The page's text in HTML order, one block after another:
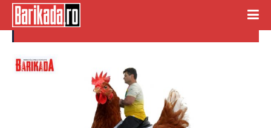
consilieri judeteni